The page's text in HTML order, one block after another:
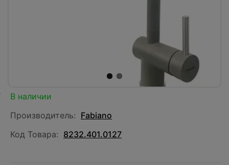
В наличии
Производитель: Fabiano
Код Товара: 8232.401.0127